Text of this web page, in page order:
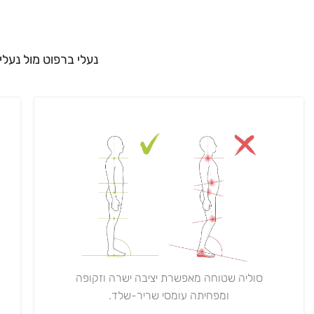
נעלי ברפוט מול
סוליה שטוחה מאפשרת יציבה ישרה וזקופה
ומפחיתה עומסי שריר-שלד.